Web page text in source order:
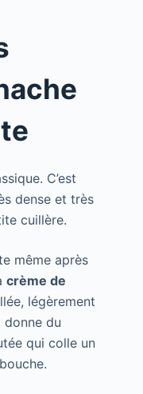
C’est
dense et très
cuillère.
même après
crème de
légèrement
donne du
qui colle un